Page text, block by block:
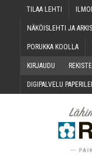
TILAA LEH­TI
NÄKÖIS­LEH­TI JA
PORUK­KA KOOLLA
KIR­JAU­DU
DIGI­PAL­VE­LU